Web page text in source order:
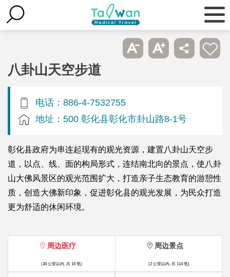
八卦山天空步道
电话：886-4-7532755
地址：500 彰化县彰化市卦山路8-1号
彰化县政府为串连起现有的观光资源，建置八卦山天空步
道，以点、线、面的构局形式，连结南北向的景点，使八卦
山大佛风景区的观光范围扩大，打造亲子生态教育的游憩性
质，创造大佛新印象，促进彰化县的观光发展，为民众打造
更为舒适的休闲环境。
周边医疗
(30 公里以内, 共 16 笔)
周边景点
(2 公里以内, 共 114 笔)